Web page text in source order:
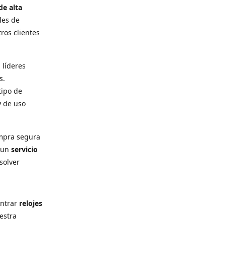
alta
de
clientes
líderes
de
de uso
segura
servicio
relojes